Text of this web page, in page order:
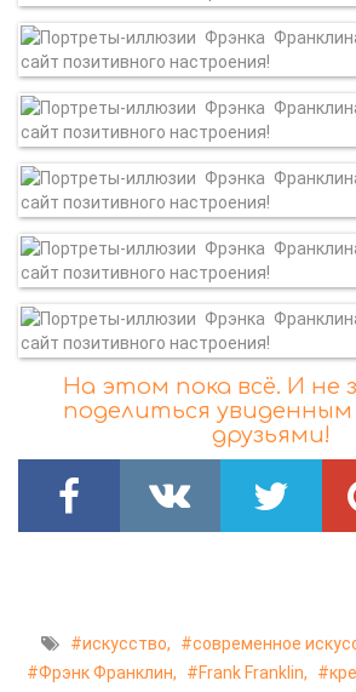
На этом пока всё. И не
поделиться увиденным
друзьями!
искусство, современное
Фрэнк Франклин,
Frank Franklin,